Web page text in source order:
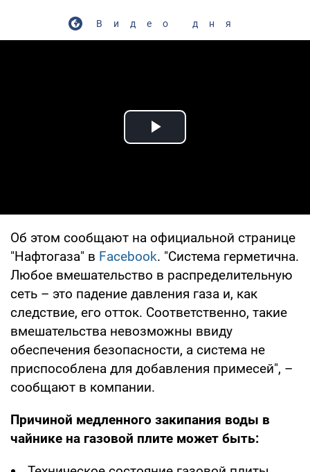
Видео дня
Play Video
Об этом сообщают на официальной странице
"Нафтогаза" в Facebook. "Cистема герметична.
Любое вмешательство в распределительную
сеть – это падение давления газа и, как
следствие, его отток. Соответственно, такие
вмешательства невозможны ввиду
обеспечения безопасности, а система не
приспособлена для добавления примесей", –
сообщают в компании.
Причиной медленного закипания воды в
чайнике на газовой плите может быть: